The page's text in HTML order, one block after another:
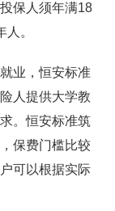
保人须年满18
。
业，恒安标准
人提供大学教
。恒安标准筑
保费门槛比较
可以根据实际